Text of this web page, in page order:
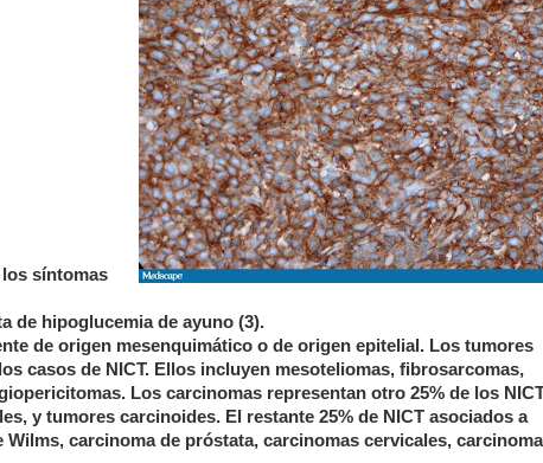
síntomas
de hipoglucemia de ayuno (3).
de origen mesenquimático o de origen epitelial. Los tumores
casos de NICT. Ellos incluyen mesoteliomas, fibrosarcomas,
Los carcinomas representan otro 25% de los
y tumores carcinoides. El restante 25% de NICT asociados a
carcinoma de próstata, carcinomas cervicales,